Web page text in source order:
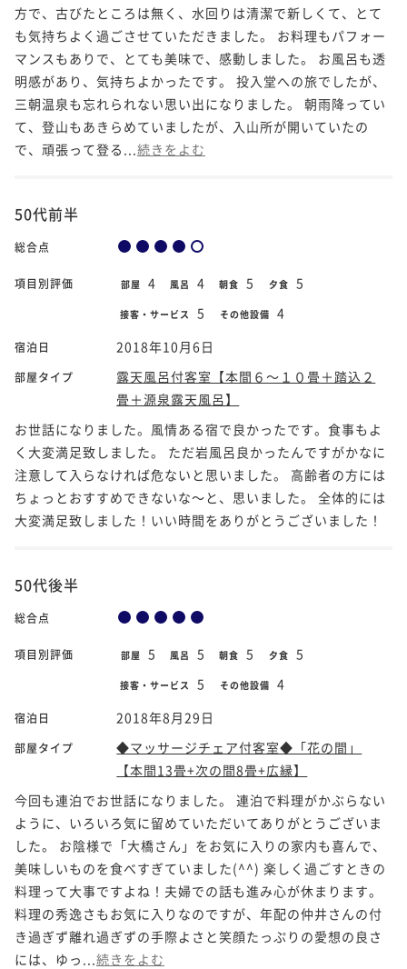
方で、古びたところは無く、水回りは清潔で新しくて、とて
も気持ちよく過ごさせていただきました。 お料理もパフォー
マンスもありで、とても美味で、感動しました。 お風呂も透
明感があり、気持ちよかったです。 投入堂への旅でしたが、
三朝温泉も忘れられない思い出になりました。 朝雨降ってい
て、登山もあきらめていましたが、入山所が開いていたの
で、頑張って登る... 続きをよむ
50代前半
総合点
項目別評価 部屋 4 風呂 4 朝食 5 夕食 5
接客・サービス 5 その他設備 4
宿泊日 2018年10月6日
部屋タイプ
露天風呂付客室【本間６～１０畳＋踏込２
畳＋源泉露天風呂】
お世話になりました。風情ある宿で良かったです。食事もよ
く大変満足致しました。 ただ岩風呂良かったんですがかなに
注意して入らなければ危ないと思いました。 高齢者の方には
ちょっとおすすめできないな～と、思いました。 全体的には
大変満足致しました！いい時間をありがとうございました！
50代後半
総合点
項目別評価 部屋 5 風呂 5 朝食 5 夕食 5
接客・サービス 5 その他設備 4
宿泊日 2018年8月29日
部屋タイプ
◆マッサージチェア付客室◆「花の間」
【本間13畳+次の間8畳+広縁】
今回も連泊でお世話になりました。 連泊で料理がかぶらない
ように、いろいろ気に留めていただいてありがとうございま
した。 お陰様で「大橋さん」をお気に入りの家内も喜んで、
美味しいものを食べすぎていました(^^) 楽しく過ごすときの
料理って大事ですよね！夫婦での話も進み心が休まります。
料理の秀逸さもお気に入りなのですが、年配の仲井さんの付
き過ぎず離れ過ぎずの手際よさと笑顔たっぷりの愛想の良さ
には、ゆっ... 続きをよむ